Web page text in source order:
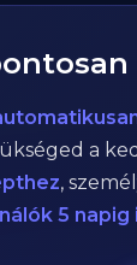
a
,
5 napig